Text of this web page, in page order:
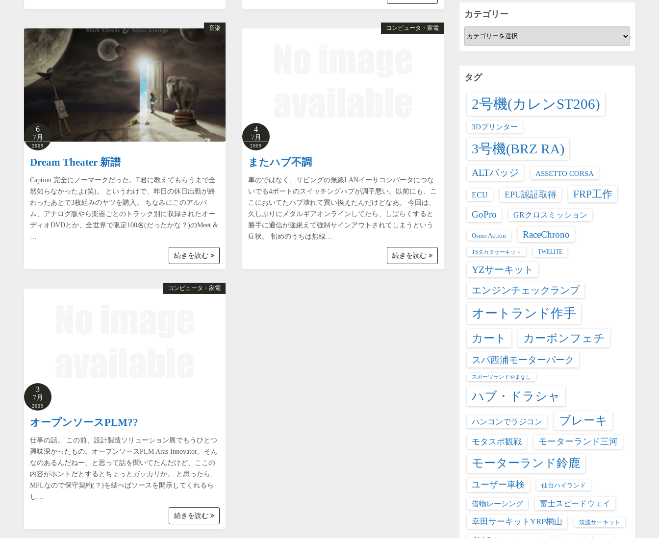
音楽
6
7月
2009
Dream Theater 新譜
Caption 完全にノーマークだった。T君に教えてもらうまで全
然知らなかったよ(笑)。 というわけで、昨日の休日出勤が終
わったあとで3枚組みのヤツを購入。 ちなみにこのアルバ
ム、アナログ版やら楽器ごとのトラック別に収録されたオー
ディオDVDとか、全世界で限定100名(だったかな？)のMeet &
…
続きを読む
コンピュータ・家電
4
7月
2009
またハブ不調
車のではなく、リビングの無線LANイーサコンバータにつな
いでる4ポートのスイッチングハブが調子悪い。以前にも、こ
こにおいてたハブ壊れて買い換えたんだけどなあ。 今回は、
久しぶりにメタルギアオンラインしてたら、しばらくすると
勝手に通信が途絶えて強制サインアウトされてしまうという
症状。 初めのうちは無線…
続きを読む
コンピュータ・家電
3
7月
2009
オープンソースPLM??
仕事の話。 この前、設計製造ソリューション展でもうひとつ
興味深かったもの。オープンソースPLM Aras Innovator。そん
なのあるんだねー、と思って話を聞いてたんだけど、ここの
内容がホントだとするとちょっとガッカリか。 と思ったら、
MPLなので保守契約(？)を結べばソースを開示してくれるら
し…
続きを読む
カテゴリー
カ
テ
ー
タグ
2号機(カレンST206)
3Dプリンター
3号機(BRZ RA)
ALTバッジ ASSETTO CORSA
ECU EPU認証取得 FRP工作
GoPro GRクロスミッション
Osmo Action RaceChrono
TSタカタサーキット TWELITE
YZサーキット
エンジンチェックランプ
オートランド作手
カート カーボンフェチ
スパ西浦モーターパーク
スポーツランドやまなし
ハブ・ドラシャ
ハンコンでラジコン ブレーキ
モタスポ観戦 モーターランド三河
モーターランド鈴鹿
ユーザー車検 仙台ハイランド
借物レーシング
富士スピードウェイ
幸田サーキットYRP桐山
筑波サーキット